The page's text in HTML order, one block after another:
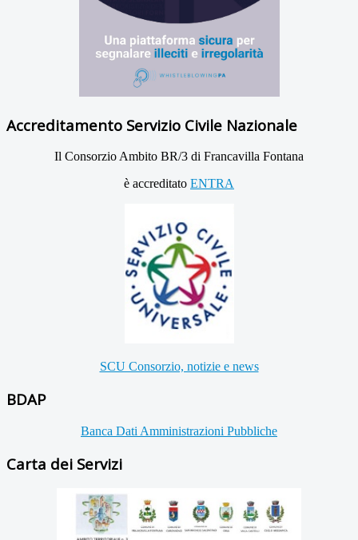
Accreditamento Servizio Civile Nazionale
Il Consorzio Ambito BR/3 di Francavilla Fontana
è accreditato ENTRA
SCU Consorzio, notizie e news
BDAP
Banca Dati Amministrazioni Pubbliche
Carta dei Servizi